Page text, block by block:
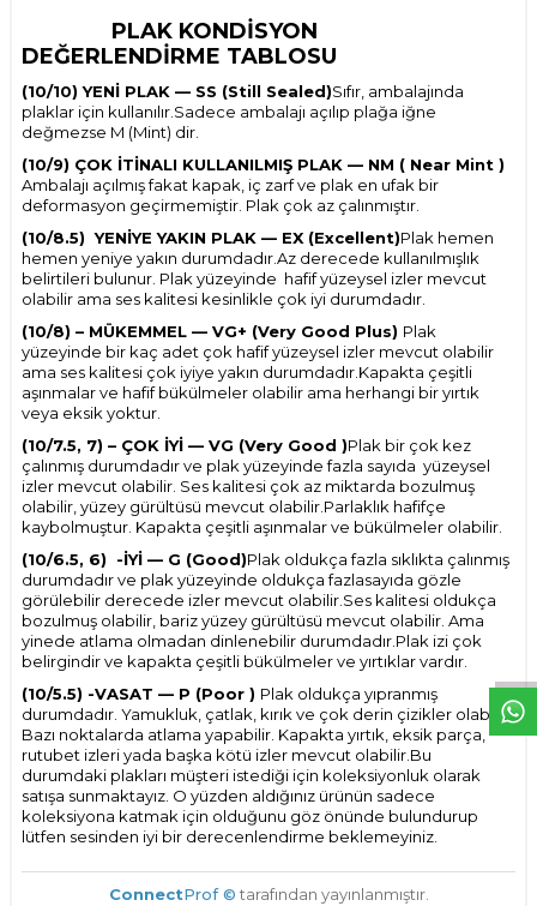
PLAK KONDİSYON
DEĞERLENDİRME TABLOSU
(10/10) YENİ PLAK — SS (Still Sealed)Sıfır, ambalajında
plaklar için kullanılır.Sadece ambalajı açılıp plağa iğne
değmezse M (Mint) dir.
(10/9) ÇOK İTİNALI KULLANILMIŞ PLAK — NM ( Near Mint )
Ambalajı açılmış fakat kapak, iç zarf ve plak en ufak bir
deformasyon geçirmemiştir. Plak çok az çalınmıştır.
(10/8.5) YENİYE YAKIN PLAK — EX (Excellent)Plak hemen
hemen yeniye yakın durumdadır.Az derecede kullanılmışlık
belirtileri bulunur. Plak yüzeyinde hafif yüzeysel izler mevcut
olabilir ama ses kalitesi kesinlikle çok iyi durumdadır.
(10/8) – MÜKEMMEL — VG+ (Very Good Plus) Plak
yüzeyinde bir kaç adet çok hafif yüzeysel izler mevcut olabilir
ama ses kalitesi çok iyiye yakın durumdadır.Kapakta çeşitli
aşınmalar ve hafif bükülmeler olabilir ama herhangi bir yırtık
veya eksik yoktur.
(10/7.5, 7) – ÇOK İYİ — VG (Very Good )Plak bir çok kez
çalınmış durumdadır ve plak yüzeyinde fazla sayıda yüzeysel
izler mevcut olabilir. Ses kalitesi çok az miktarda bozulmuş
olabilir, yüzey gürültüsü mevcut olabilir.Parlaklık hafifçe
kaybolmuştur. Kapakta çeşitli aşınmalar ve bükülmeler olabilir.
(10/6.5, 6) -İYİ — G (Good)Plak oldukça fazla sıklıkta çalınmış
durumdadır ve plak yüzeyinde oldukça fazlasayıda gözle
görülebilir derecede izler mevcut olabilir.Ses kalitesi oldukça
bozulmuş olabilir, bariz yüzey gürültüsü mevcut olabilir. Ama
yinede atlama olmadan dinlenebilir durumdadır.Plak izi çok
belirgindir ve kapakta çeşitli bükülmeler ve yırtıklar vardır.
(10/5.5) -VASAT — P (Poor ) Plak oldukça yıpranmış
durumdadır. Yamukluk, çatlak, kırık ve çok derin çizikler olabilir.
Bazı noktalarda atlama yapabilir. Kapakta yırtık, eksik parça,
rutubet izleri yada başka kötü izler mevcut olabilir.Bu
durumdaki plakları müşteri istediği için koleksiyonluk olarak
satışa sunmaktayız. O yüzden aldığınız ürünün sadece
koleksiyona katmak için olduğunu göz önünde bulundurup
lütfen sesinden iyi bir derecenlendirme beklemeyiniz.
ConnectProf © tarafından yayınlanmıştır.